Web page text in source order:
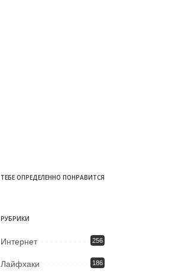
ТЕБЕ ОПРЕДЕЛЕННО ПОНРАВИТСЯ
РУБРИКИ
Интернет 256
Лайфхаки 186